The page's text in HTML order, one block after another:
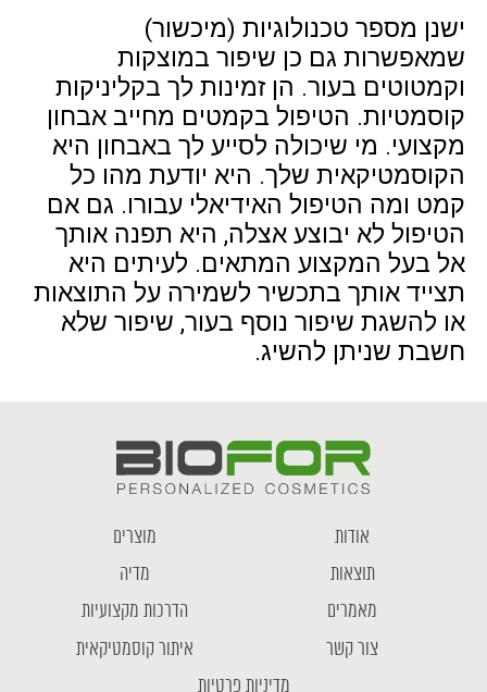
ישנן מספר טכנולוגיות (מיכשור)
שמאפשרות גם כן שיפור במוצקות
וקמטוטים בעור. הן זמינות לך בקליניקות
קוסמטיות. הטיפול בקמטים מחייב אבחון
מקצועי. מי שיכולה לסייע לך באבחון היא
הקוסמטיקאית שלך. היא יודעת מהו כל
קמט ומה הטיפול האידיאלי עבורו. גם אם
הטיפול לא יבוצע אצלה, היא תפנה אותך
אל בעל המקצוע המתאים. לעיתים היא
תצייד אותך בתכשיר לשמירה על התוצאות
או להשגת שיפור נוסף בעור, שיפור שלא
חשבת שניתן להשיג.
אודות
מוצרים
תוצאות
מדיה
מאמרים
הדרכות מקצועיות
צור קשר
איתור קוסמטיקאית
מדיניות פרטיות